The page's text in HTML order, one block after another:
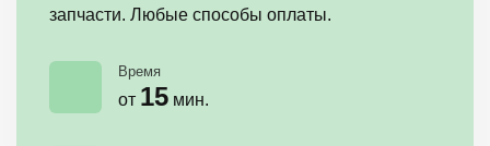
запчасти. Любые способы оплаты.
Время
от 15 мин.